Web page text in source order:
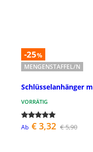
-25%
MENGENSTAFFEL/N
Schlüsselanhänger
VORRÄTIG
Ab € 3,32 € 5,90